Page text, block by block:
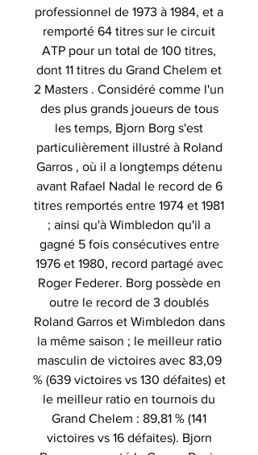
professionnel de 1973 à 1984, et a
remporté 64 titres sur le circuit
ATP pour un total de 100 titres,
dont 11 titres du Grand Chelem et
2 Masters . Considéré comme l'un
des plus grands joueurs de tous
les temps, Bjorn Borg s'est
particulièrement illustré à Roland
Garros , où il a longtemps détenu
avant Rafael Nadal le record de 6
titres remportés entre 1974 et 1981
; ainsi qu'à Wimbledon qu'il a
gagné 5 fois consécutives entre
1976 et 1980, record partagé avec
Roger Federer. Borg possède en
outre le record de 3 doublés
Roland Garros et Wimbledon dans
la même saison ; le meilleur ratio
masculin de victoires avec 83,09
% (639 victoires vs 130 défaites) et
le meilleur ratio en tournois du
Grand Chelem : 89,81 % (141
victoires vs 16 défaites). Bjorn